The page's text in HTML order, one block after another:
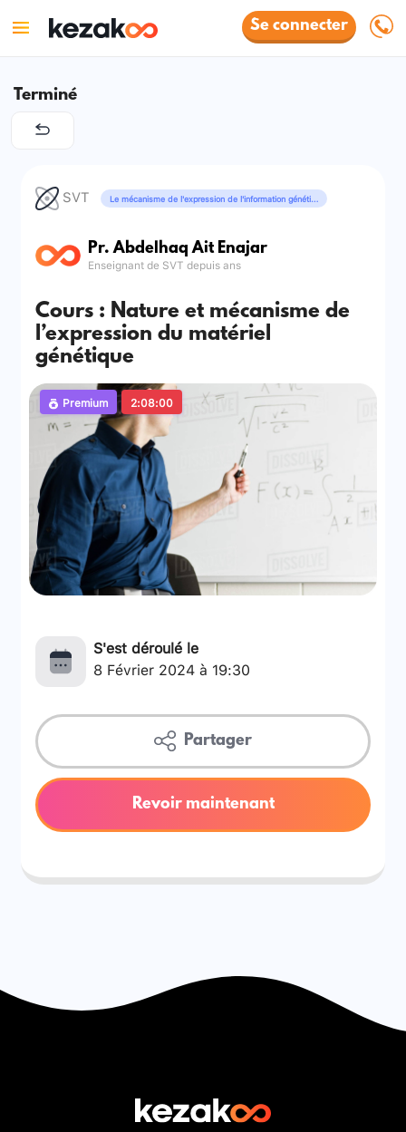
Se connecter
Terminé
SVT Le mécanisme de l'expression de l'information génétique
Pr. Abdelhaq Ait Enajar
Enseignant de SVT depuis ans
Cours : Nature et mécanisme de
l’expression du matériel
génétique
Premium 2:08:00
S'est déroulé le
8 Février 2024 à 19:30
Partager
Revoir maintenant